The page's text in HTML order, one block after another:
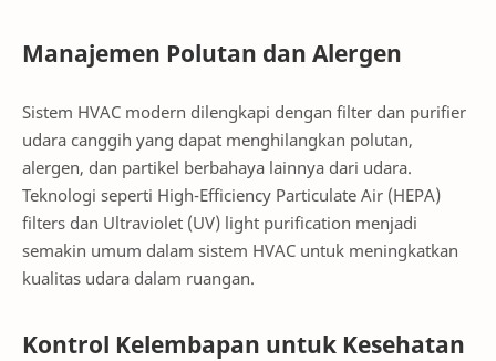
Manajemen Polutan dan Alergen
Sistem HVAC modern dilengkapi dengan filter dan purifier
udara canggih yang dapat menghilangkan polutan,
alergen, dan partikel berbahaya lainnya dari udara.
Teknologi seperti High-Efficiency Particulate Air (HEPA)
filters dan Ultraviolet (UV) light purification menjadi
semakin umum dalam sistem HVAC untuk meningkatkan
kualitas udara dalam ruangan.
Kontrol Kelembapan untuk Kesehatan